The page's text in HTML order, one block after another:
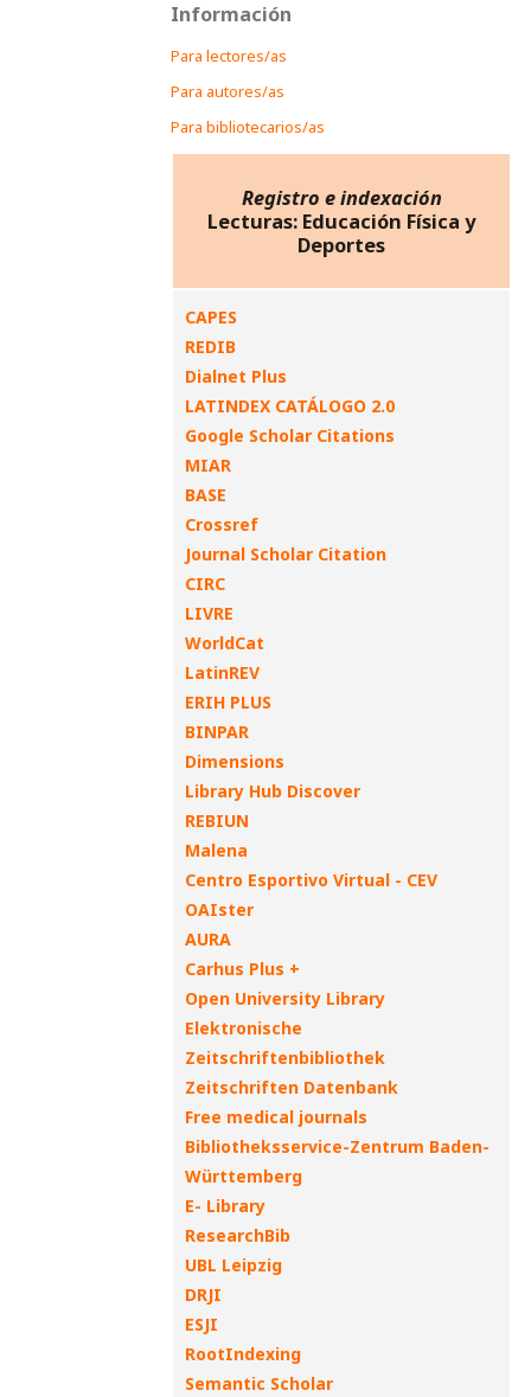
Información
Para lectores/as
Para autores/as
Para bibliotecarios/as
Registro e indexación
Lecturas: Educación Física y
Deportes
CAPES
REDIB
Dialnet Plus
LATINDEX CATÁLOGO 2.0
Google Scholar Citations
MIAR
BASE
Crossref
Journal Scholar Citation
CIRC
LIVRE
WorldCat
LatinREV
ERIH PLUS
BINPAR
Dimensions
Library Hub Discover
REBIUN
Malena
Centro Esportivo Virtual - CEV
OAIster
AURA
Carhus Plus +
Open University Library
Elektronische
Zeitschriftenbibliothek
Zeitschriften Datenbank
Free medical journals
Bibliotheksservice-Zentrum Baden-
Württemberg
E- Library
ResearchBib
UBL Leipzig
DRJI
ESJI
RootIndexing
Semantic Scholar